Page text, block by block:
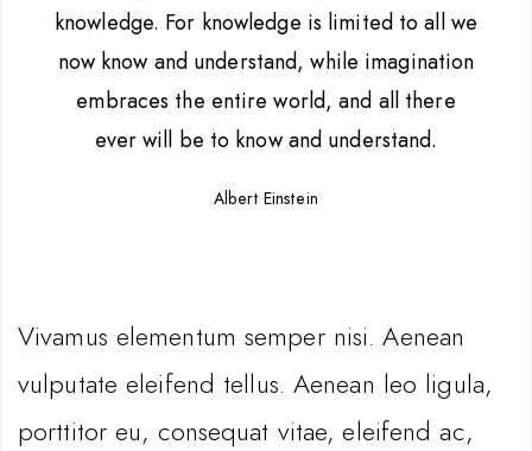
knowledge. For knowledge is limited to all we
now know and understand, while imagination
embraces the entire world, and all there
ever will be to know and understand.
Albert Einstein
Vivamus elementum semper nisi. Aenean
vulputate eleifend tellus. Aenean leo ligula,
porttitor eu, consequat vitae, eleifend ac,